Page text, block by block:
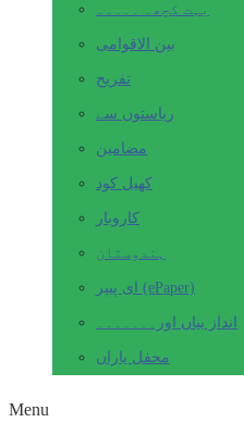
بہت کچھ۔ ۔۔۔۔۔
بین الاقوامی
تفریح
ریاستوں سے
مضامین
کھیل کود
کاروبار
ہندوستان
ای پیپر (ePaper)
انداز بیاں اور۔۔۔۔۔۔۔
محفل یاراں
Menu